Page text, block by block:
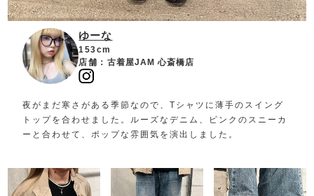
ゆーな
153cm
店舗： 古着屋JAM 心斎橋店
夜がまだ寒さがある季節なので、Tシャツに薄手のスイング
トップを合わせました。ルーズなデニム、ピンクのスニーカ
ーと合わせて、ポップな雰囲気を演出しました。